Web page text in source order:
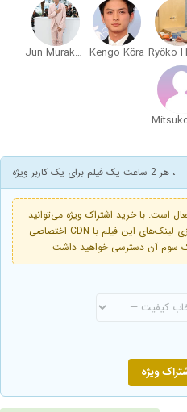
Kengo Kôra
Jun Murakami
، هر 2 ساعت یک فیلم برای یک کاربر ویژه
است. با خرید اشتراک ویژه می‌توانید
هر 2 ساعت یک‌بار درخواست همگام‌سازی لینک‌های این فیلم با CDN اختصاصی
سوم آن دسترسی خواهید داشت
ویژه